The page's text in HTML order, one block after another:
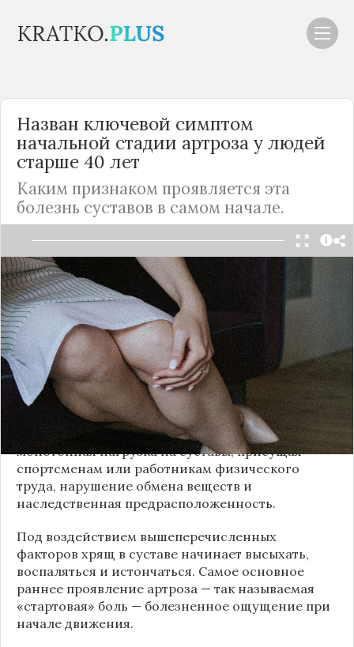
Назван ключевой симптом
начальной стадии артроза у людей
старше 40 лет
Каким признаком проявляется эта
болезнь суставов в самом начале.
Читать в Telegram
Это тяжелое заболевание поражает
преимущественно суставы ног — коленные и
тазобедренные.
Артроз, или по-современному остеоартрит, — это
болезнь суставов, связанная с ранним износом
хрящей. Главные причины его раннего
возникновения — избыточный вес, высокая
монотонная нагрузка на суставы, присущая
спортсменам или работникам физического
труда, нарушение обмена веществ и
наследственная предрасположенность.
Под воздействием вышеперечисленных
факторов хрящ в суставе начинает высыхать,
воспаляться и истончаться. Самое основное
раннее проявление артроза — так называемая
«стартовая» боль — болезненное ощущение при
начале движения.